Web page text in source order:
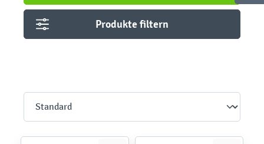
Produkte filtern